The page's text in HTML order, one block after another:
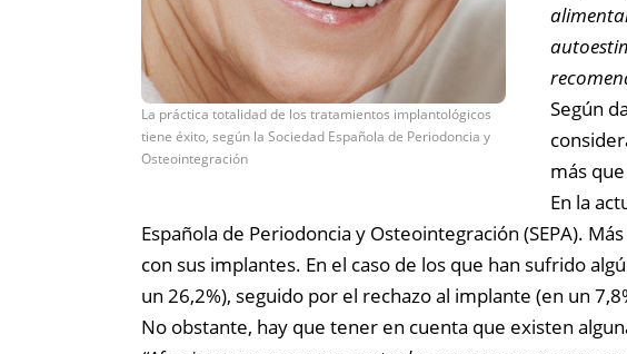
La práctica totalidad de los tratamientos implantológicos
tiene éxito, según la Sociedad Española de Periodoncia y
Osteointegración
Según
más
En la
Española de Periodoncia y Osteointegración (SEPA).
con sus implantes. En el caso de los que han sufrido
un 26,2%), seguido por el rechazo al implante (en un
No obstante, hay que tener en cuenta que existen